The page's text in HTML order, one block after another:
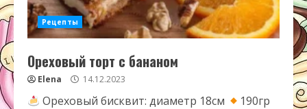
Рецепты
Ореховый торт с бананом
Elena 14.12.2023
Ореховый бисквит: диаметр 18см
190гр